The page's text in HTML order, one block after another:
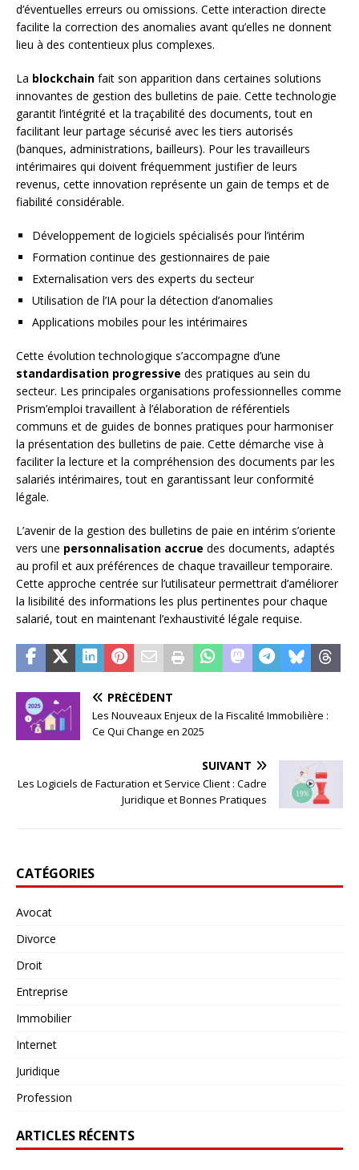
d’éventuelles erreurs ou omissions. Cette interaction directe
facilite la correction des anomalies avant qu’elles ne donnent
lieu à des contentieux plus complexes.
La blockchain fait son apparition dans certaines solutions
innovantes de gestion des bulletins de paie. Cette technologie
garantit l’intégrité et la traçabilité des documents, tout en
facilitant leur partage sécurisé avec les tiers autorisés
(banques, administrations, bailleurs). Pour les travailleurs
intérimaires qui doivent fréquemment justifier de leurs
revenus, cette innovation représente un gain de temps et de
fiabilité considérable.
Développement de logiciels spécialisés pour l’intérim
Formation continue des gestionnaires de paie
Externalisation vers des experts du secteur
Utilisation de l’IA pour la détection d’anomalies
Applications mobiles pour les intérimaires
Cette évolution technologique s’accompagne d’une
standardisation progressive des pratiques au sein du
secteur. Les principales organisations professionnelles comme
Prism’emploi travaillent à l’élaboration de référentiels
communs et de guides de bonnes pratiques pour harmoniser
la présentation des bulletins de paie. Cette démarche vise à
faciliter la lecture et la compréhension des documents par les
salariés intérimaires, tout en garantissant leur conformité
légale.
L’avenir de la gestion des bulletins de paie en intérim s’oriente
vers une personnalisation accrue des documents, adaptés
au profil et aux préférences de chaque travailleur temporaire.
Cette approche centrée sur l’utilisateur permettrait d’améliorer
la lisibilité des informations les plus pertinentes pour chaque
salarié, tout en maintenant l’exhaustivité légale requise.
PRÉCÉDENT
Les Nouveaux Enjeux de la Fiscalité Immobilière :
Ce Qui Change en 2025
SUIVANT
Les Logiciels de Facturation et Service Client : Cadre
Juridique et Bonnes Pratiques
CATÉGORIES
Avocat
Divorce
Droit
Entreprise
Immobilier
Internet
Juridique
Profession
ARTICLES RÉCENTS